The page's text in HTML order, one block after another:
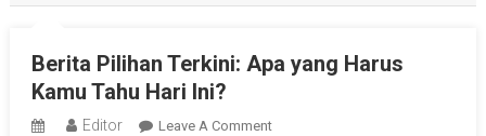
Berita Pilihan Terkini: Apa yang Harus
Kamu Tahu Hari Ini?
Editor Leave A CommentOn